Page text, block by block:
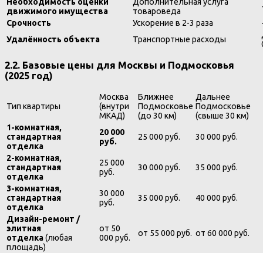
движимого имущества
товароведа
Срочность
Ускорение в 2-3 раза
Удалённость объекта
Транспортные расходы
2.2. Базовые цены для Москвы и Подмосковья
(2025 год)
Тип квартиры
Москва
(внутри
МКАД)
Ближнее
Подмосковье
(до 30 км)
Дальнее
Подмосковье
(свыше 30 км)
1-комнатная,
стандартная
отделка
20 000
руб.
25 000 руб. 30 000 руб.
2-комнатная,
стандартная
отделка
25 000
руб.
30 000 руб. 35 000 руб.
3-комнатная,
стандартная
отделка
30 000
руб.
35 000 руб. 40 000 руб.
Дизайн-ремонт /
элитная
отделка(любая
площадь)
от 50
000 руб.
от 55 000 руб. от 60 000 руб.